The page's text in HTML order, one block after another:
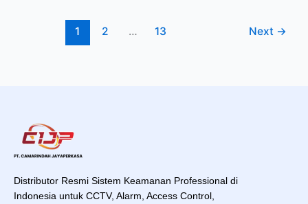
1 2 … 13 Next →
Distributor Resmi Sistem Keamanan Professional di
Indonesia untuk CCTV, Alarm, Access Control,